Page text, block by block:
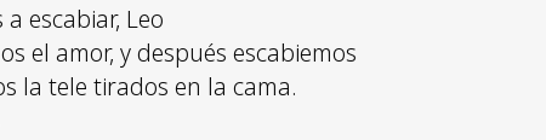
a escabiar, Leo
el amor, y después escabiemos
la tele tirados en la cama.